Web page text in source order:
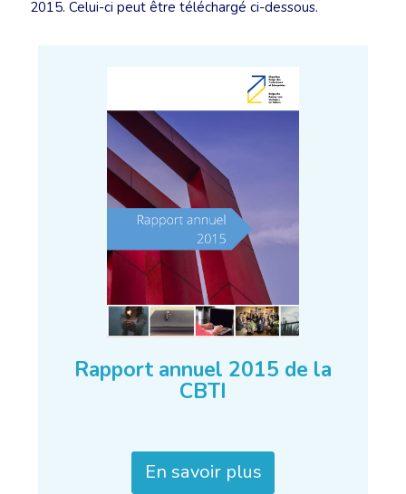
2015. Celui-ci peut être téléchargé ci-dessous.
Rapport annuel 2015 de la
CBTI
En savoir plus